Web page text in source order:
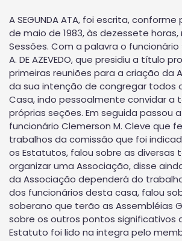
A SEGUNDA ATA, foi escrita,
de maio de 1983, às dezessete horas,
Sessões. Com a palavra o funcionário
A. DE AZEVEDO, que presidiu a título
primeiras reuniões para a criação da
da sua intenção de congregar todos
Casa, indo pessoalmente convidar a
próprias seções. Em seguida passou
funcionário Clemerson M. Cleve que
trabalhos da comissão que foi
os Estatutos, falou sobre as diversas
organizar uma Associação, disse
da Associação dependerá do
dos funcionários desta casa, falou
soberano que terão as Assembléias
sobre os outros pontos significativos
Estatuto foi lido na integra pelo